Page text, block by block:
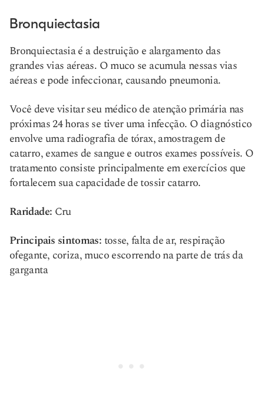
Bronquiectasia
Bronquiectasia é a destruição e alargamento das
grandes vias aéreas. O muco se acumula nessas vias
aéreas e pode infeccionar, causando pneumonia.
Você deve visitar seu médico de atenção primária nas
próximas 24 horas se tiver uma infecção. O diagnóstico
envolve uma radiografia de tórax, amostragem de
catarro, exames de sangue e outros exames possíveis. O
tratamento consiste principalmente em exercícios que
fortalecem sua capacidade de tossir catarro.
Raridade: Cru
Principais sintomas:tosse, falta de ar, respiração
ofegante, coriza, muco escorrendo na parte de trás da
garganta